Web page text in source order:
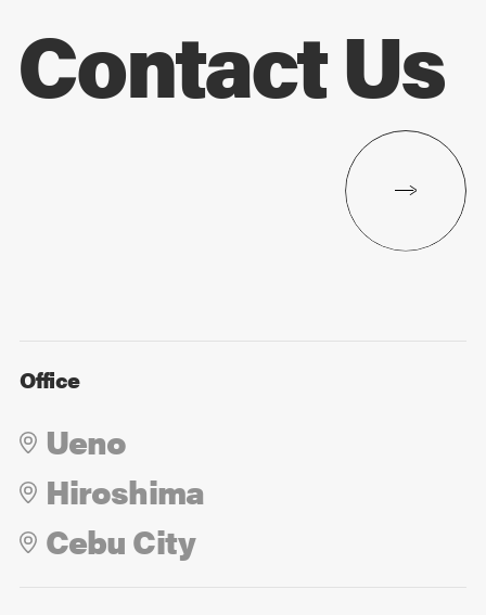
Contact Us
Office
Ueno
Hiroshima
Cebu City